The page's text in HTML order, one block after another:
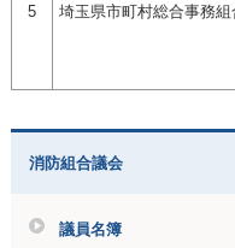
5
埼玉県市町村総合事務
消防組合議会
議員名簿